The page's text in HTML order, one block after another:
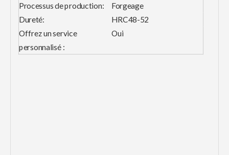
Processus de production:
Forgeage
Dureté:
HRC48-52
Offrez un service
personnalisé :
Oui